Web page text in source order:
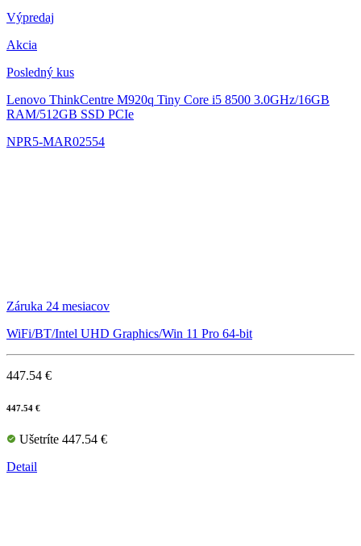
Výpredaj
Akcia
Posledný kus
Lenovo ThinkCentre M920q Tiny Core i5 8500 3.0GHz/16GB
RAM/512GB SSD PCIe
NPR5-MAR02554
Záruka 24 mesiacov
WiFi/BT/Intel UHD Graphics/Win 11 Pro 64-bit
447.54 €
447.54 €
Ušetríte 447.54 €
Detail